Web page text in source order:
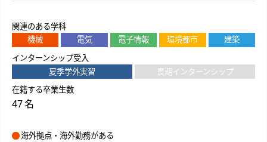
関連のある学科
機械
電気 電子情報 環境都市
建築
インターンシップ受入
夏季学外実習
長期インターンシップ
在籍する卒業生数
47 名
海外拠点・海外勤務がある